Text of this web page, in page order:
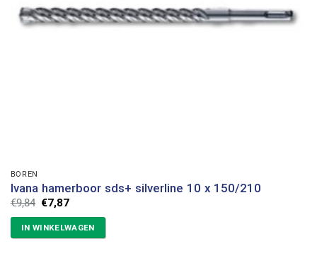
BOREN
Ivana hamerboor sds+ silverline 10 x 150/210
€9,84 Oorspronkelijke
was:
€9,84.
€7,87Huidige
is:
€7,87.
IN WINKELWAGEN